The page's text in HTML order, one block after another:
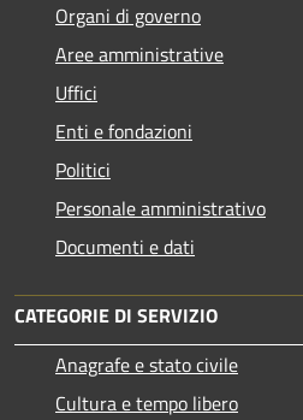
Organi di governo
Aree amministrative
Uffici
Enti e fondazioni
Politici
Personale amministrativo
Documenti e dati
CATEGORIE DI SERVIZIO
Anagrafe e stato civile
Cultura e tempo libero